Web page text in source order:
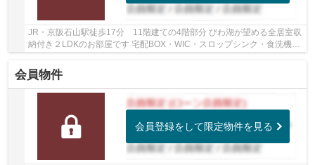
JR・京阪石山駅徒歩17分 11階建ての4階部分 びわ湖が望める全居室収
納付き２LDKのお部屋です 宅配BOX・WIC・スロップシンク・食洗機あ
り 瀬田湖岸緑地まで徒歩1分の緑豊かな住環境です
会員物件
会員登録をして限定物件を見る